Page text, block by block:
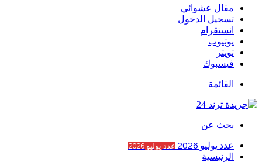
مقال عشوائي
تسجيل الدخول
انستقرام
يوتيوب
تويتر
فيسبوك
القائمة
بحث عن
عدد يوليو 2026 عدد يوليو 2026
الرئيسية